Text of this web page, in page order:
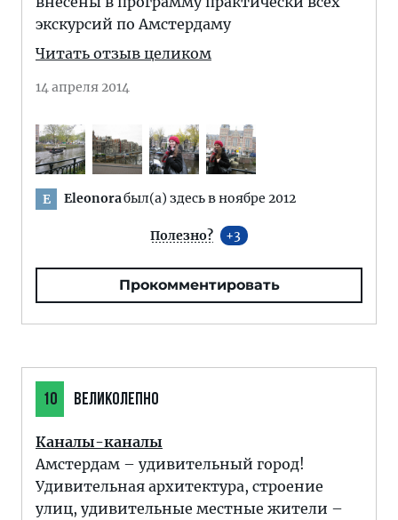
экскурсий по Амстердаму
Читать отзыв целиком
14 апреля 2014
E Eleonoraбыл(а) здесь в ноябре 2012
Полезно? 3
Прокомментировать
10 ВЕЛИКОЛЕПНО
Каналы-каналы
Амстердам – удивительный город!
Удивительная архитектура, строение
улиц, удивительные местные жители –